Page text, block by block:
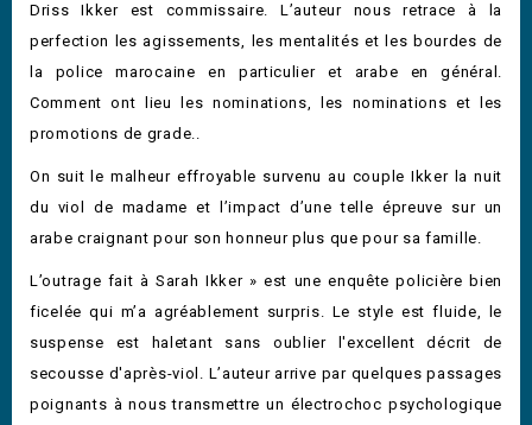
Driss Ikker est commissaire. L’auteur nous retrace à la
perfection les agissements, les mentalités et les bourdes de
la police marocaine en particulier et arabe en général.
Comment ont lieu les nominations, les nominations et les
promotions de grade..
On suit le malheur effroyable survenu au couple Ikker la nuit
du viol de madame et l’impact d’une telle épreuve sur un
arabe craignant pour son honneur plus que pour sa famille.
L’outrage fait à Sarah Ikker » est une enquête policière bien
ficelée qui m’a agréablement surpris. Le style est fluide, le
suspense est haletant sans oublier l'excellent décrit de
secousse d'après-viol. L’auteur arrive par quelques passages
poignants à nous transmettre un électrochoc psychologique